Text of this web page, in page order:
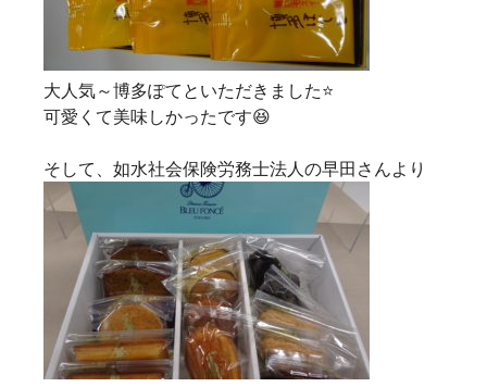
大人気～博多ぽてといただきました⭐
可愛くて美味しかったです😆
そして、如水社会保険労務士法人の早田さんより